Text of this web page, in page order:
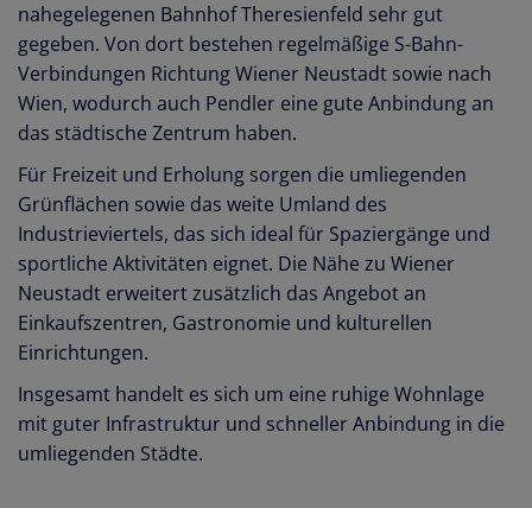
nahegelegenen Bahnhof Theresienfeld sehr gut
gegeben. Von dort bestehen regelmäßige S-Bahn-
Verbindungen Richtung Wiener Neustadt sowie nach
Wien, wodurch auch Pendler eine gute Anbindung an
das städtische Zentrum haben.
Für Freizeit und Erholung sorgen die umliegenden
Grünflächen sowie das weite Umland des
Industrieviertels, das sich ideal für Spaziergänge und
sportliche Aktivitäten eignet. Die Nähe zu Wiener
Neustadt erweitert zusätzlich das Angebot an
Einkaufszentren, Gastronomie und kulturellen
Einrichtungen.
Insgesamt handelt es sich um eine ruhige Wohnlage
mit guter Infrastruktur und schneller Anbindung in die
umliegenden Städte.